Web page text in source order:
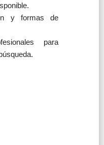
y formas de
para